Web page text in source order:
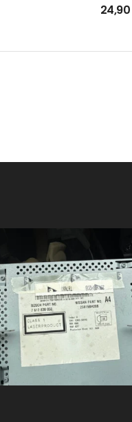
24,90